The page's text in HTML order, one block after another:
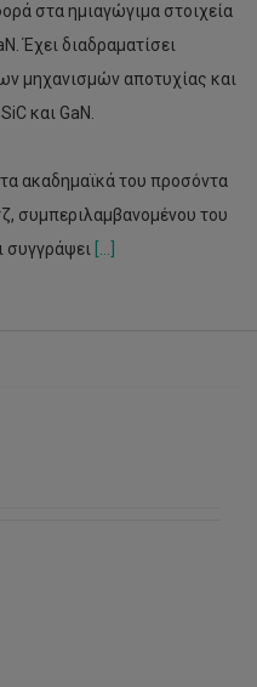
στα ημιαγώγιμα στοιχεία
Έχει διαδραματίσει
μηχανισμών αποτυχίας και
και GaN.
ακαδημαϊκά του προσόντα
συμπεριλαμβανομένου του
συγγράψει